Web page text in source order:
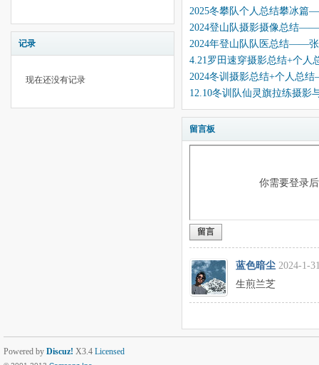
记录
现在还没有记录
2025冬攀队个人总结攀冰
2024登山队摄影摄像总结
2024年登山队队医总结——
4.21罗田速穿摄影总结+个人
2024冬训摄影总结+个人总
12.10冬训队仙灵旗拉练摄
留言板
你需要登录
留言
蓝色暗尘 2024-1-
生煎兰芝
Powered by Discuz! X3.4 Licensed